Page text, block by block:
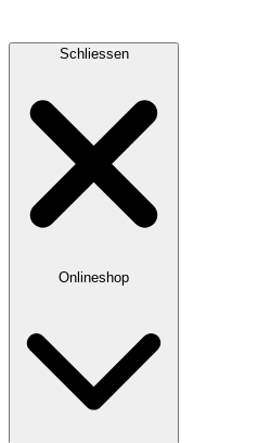
Schliessen
Onlineshop